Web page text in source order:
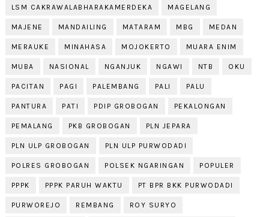
LSM CAKRAWALABHARAKAMERDEKA MAGELANG
MAJENE MANDAILING MATARAM MBG MEDAN
MERAUKE MINAHASA MOJOKERTO MUARA ENIM
MUBA NASIONAL NGANJUK NGAWI NTB OKU
PACITAN PAGI PALEMBANG PALI PALU
PANTURA PATI PDIP GROBOGAN PEKALONGAN
PEMALANG PKB GROBOGAN PLN JEPARA
PLN ULP GROBOGAN PLN ULP PURWODADI
POLRES GROBOGAN POLSEK NGARINGAN POPULER
PPPK PPPK PARUH WAKTU PT BPR BKK PURWODADI
PURWOREJO REMBANG ROY SURYO